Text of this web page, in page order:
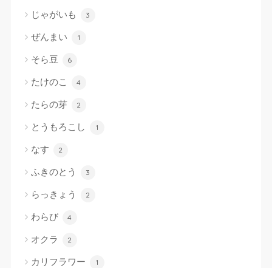
じゃがいも 3
ぜんまい 1
そら豆 6
たけのこ 4
たらの芽 2
とうもろこし 1
なす 2
ふきのとう 3
らっきょう 2
わらび 4
オクラ 2
カリフラワー 1